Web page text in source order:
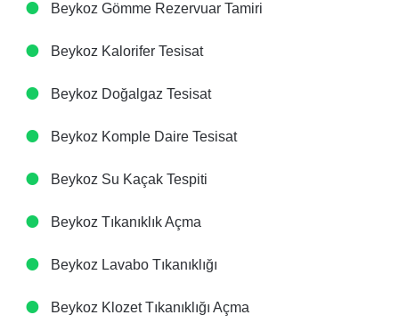
Beykoz Gömme Rezervuar Tamiri
Beykoz Kalorifer Tesisat
Beykoz Doğalgaz Tesisat
Beykoz Komple Daire Tesisat
Beykoz Su Kaçak Tespiti
Beykoz Tıkanıklık Açma
Beykoz Lavabo Tıkanıklığı
Beykoz Klozet Tıkanıklığı Açma